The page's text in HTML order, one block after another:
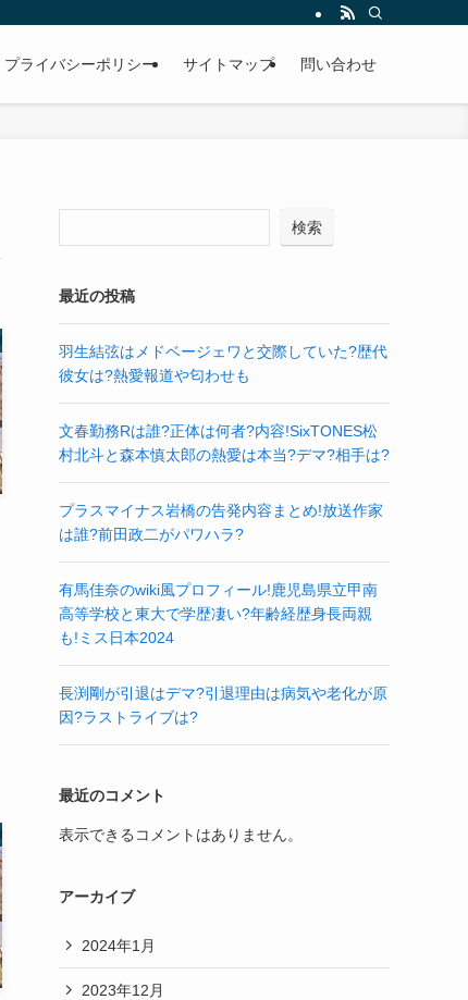
プライバシーポリシー サイトマップ 問い合わせ
検索
最近の投稿
羽生結弦はメドベージェワと交際していた?歴代
彼女は?熱愛報道や匂わせも
文春勤務Rは誰?正体は何者?内容!SixTONES松
村北斗と森本慎太郎の熱愛は本当?デマ?相手は?
プラスマイナス岩橋の告発内容まとめ!放送作家
は誰?前田政二がパワハラ?
有馬佳奈のwiki風プロフィール!鹿児島県立甲南
高等学校と東大で学歴凄い?年齢経歴身長両親
も!ミス日本2024
長渕剛が引退はデマ?引退理由は病気や老化が原
因?ラストライブは?
最近のコメント
表示できるコメントはありません。
アーカイブ
2024年1月
2023年12月